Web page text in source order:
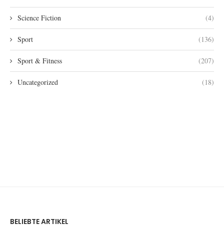
Science Fiction (4)
Sport (136)
Sport & Fitness (207)
Uncategorized (18)
BELIEBTE ARTIKEL